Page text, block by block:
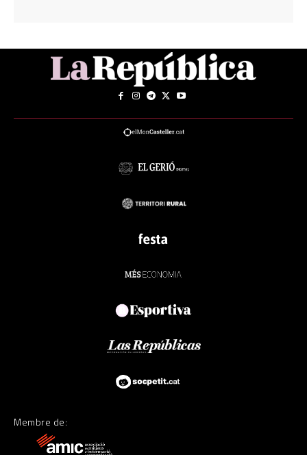
Membre de: